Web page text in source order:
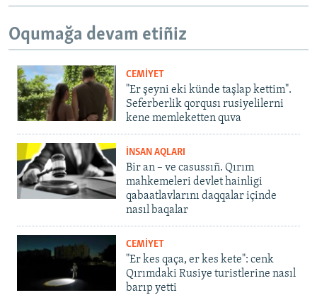
Oqumağa devam etiñiz
CEMİYET
"Er şeyni eki künde taşlap kettim".
Seferberlik qorqusı rusiyelilerni
kene memleketten quva
İNSAN AQLARI
Bir an – ve casussıñ. Qırım
mahkemeleri devlet hainligi
qabaatlavlarını daqqalar içinde
nasıl baqalar
CEMİYET
"Er kes qaça, er kes kete": cenk
Qırımdaki Rusiye turistlerine nasıl
barıp yetti